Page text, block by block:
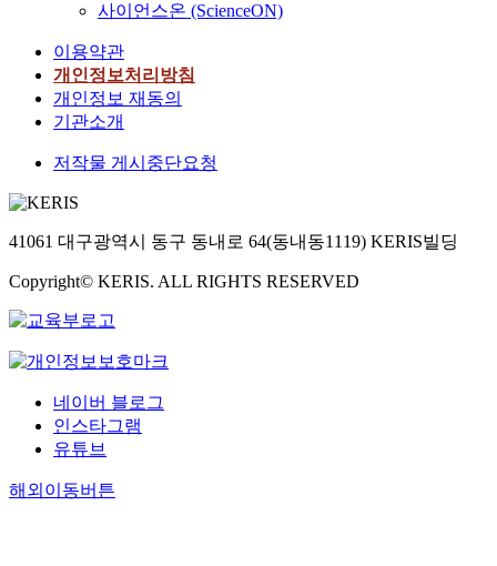
사이언스온 (ScienceON)
이용약관
개인정보처리방침
개인정보 재동의
기관소개
저작물 게시중단요청
41061 대구광역시 동구 동내로 64(동내동1119) KERIS빌딩
Copyright© KERIS. ALL RIGHTS RESERVED
네이버 블로그
인스타그램
유튜브
해외이동버튼